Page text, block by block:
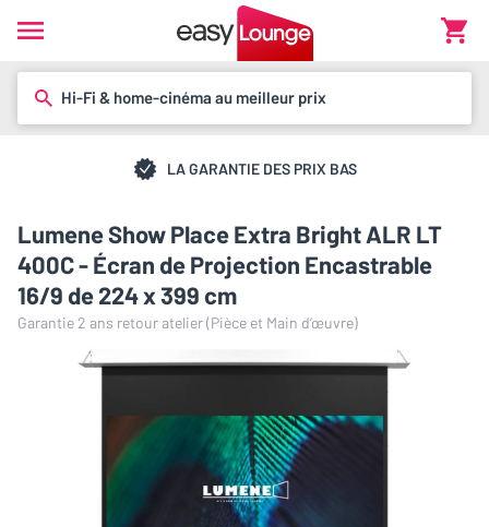
Hi-Fi & home-cinéma au meilleur prix
LA GARANTIE DES PRIX BAS
Lumene Show Place Extra Bright ALR LT
400C - Écran de Projection Encastrable
16/9 de 224 x 399 cm
Garantie 2 ans retour atelier (Pièce et Main d’œuvre)